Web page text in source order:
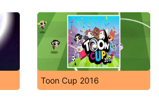
Toon Cup 2016